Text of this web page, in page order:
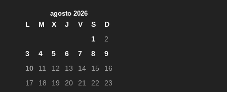
agosto 2026
L M X J V S
D
1
2
3
4 5 6 7 8
9
10
11 12 13 14 15
16
17
18 19 20 21 22
23